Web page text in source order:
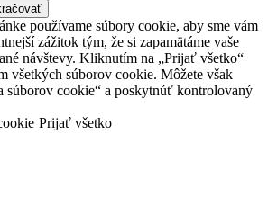
používame súbory cookie, aby sme vám
zážitok tým, že si zapamätáme vaše
návštevy. Kliknutím na „Prijať všetko“
všetkých súborov cookie. Môžete však
súborov cookie“ a poskytnúť kontrolovaný
Prijať všetko